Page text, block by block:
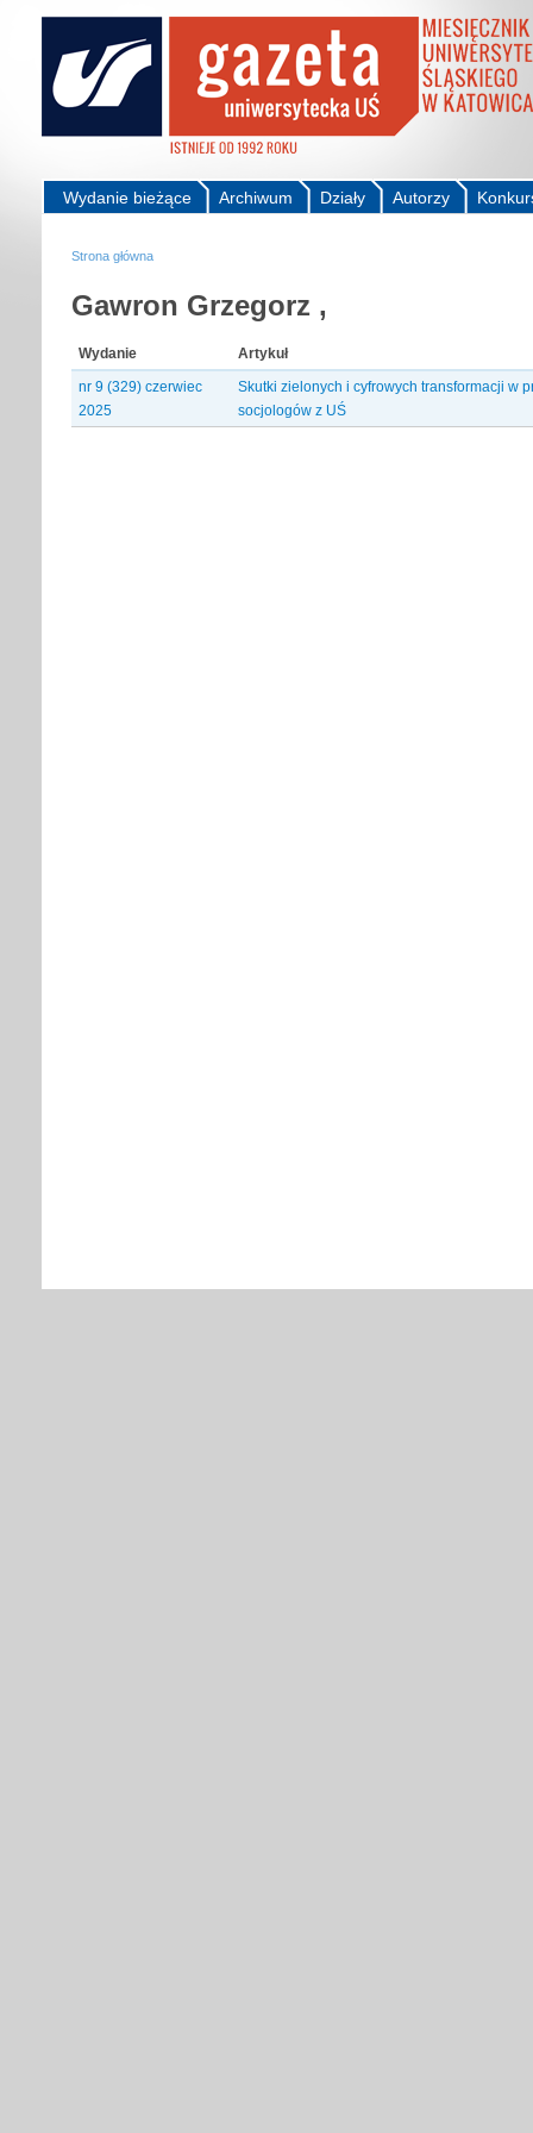
Autorzy
Działy
Archiwum
Wydanie bieżące
Strona główna
Gawron Grzegorz ,
Wydanie
Artykuł
nr 9 (329) czerwiec
2025
Skutki zielonych i cyfrowych transformacji w
socjologów z UŚ